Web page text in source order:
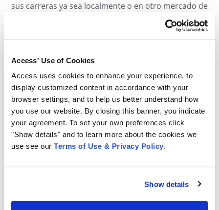
Access' Use of Cookies
Access uses cookies to enhance your experience, to
display customized content in accordance with your
browser settings, and to help us better understand how
you use our website. By closing this banner, you indicate
your agreement. To set your own preferences click
"Show details" and to learn more about the cookies we
use see our Terms of Use & Privacy Policy.
Show details
sus carreras ya sea localmente o en otro mercado de
Oportunidades de Negocios
enfoque de compra de Access y el valor de su empresa
hoy.
Lea más información sobre nuestras adquisiciones
más recientes